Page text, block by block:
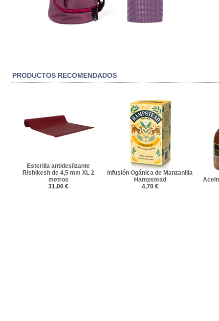
PRODUCTOS RECOMENDADOS
Esterilla antideslizante
Rishikesh de 4,5 mm XL 2
metros
31,00 €
Infusión Ogánica de Manzanilla
Hampstead
4,70 €